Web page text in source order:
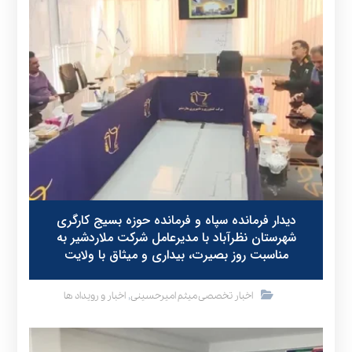
دیدار فرمانده سپاه و فرمانده حوزه بسیج کارگری
شهرستان نظرآباد با مدیرعامل شرکت ملاردشیر به
مناسبت روز بصیرت، بیداری و میثاق با ولایت
اخبار تخصصی میثم امیرحسینی,اخبار و رویداد ها